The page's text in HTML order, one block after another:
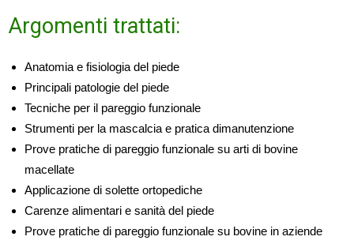
Argomenti trattati:
Anatomia e fisiologia del piede
Principali patologie del piede
Tecniche per il pareggio funzionale
Strumenti per la mascalcia e pratica dimanutenzione
Prove pratiche di pareggio funzionale su arti di bovine
macellate
Applicazione di solette ortopediche
Carenze alimentari e sanità del piede
Prove pratiche di pareggio funzionale su bovine in aziende